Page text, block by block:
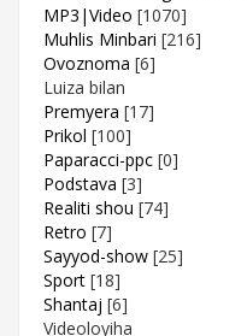
MP3|Video [1070]
Muhlis Minbari [216]
Ovoznoma [6]
Luiza bilan
Premyera [17]
Prikol [100]
Paparacci-ppc [0]
Podstava [3]
Realiti shou [74]
Retro [7]
Sayyod-show [25]
Sport [18]
Shantaj [6]
Videoloyiha